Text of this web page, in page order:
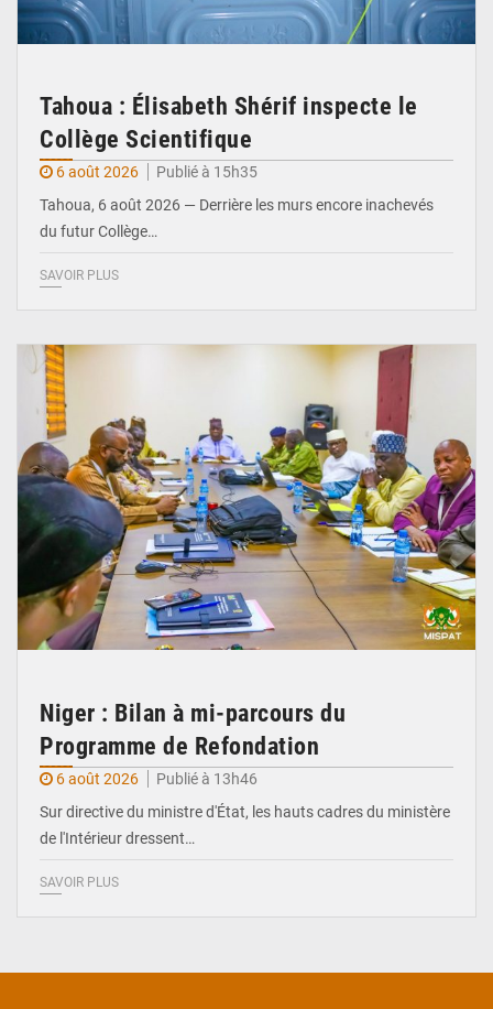
Tahoua : Élisabeth Shérif inspecte le
Collège Scientifique
6 août 2026
Publié à 15h35
Tahoua, 6 août 2026 — Derrière les murs encore inachevés
du futur Collège…
SAVOIR PLUS
Niger : Bilan à mi-parcours du
Programme de Refondation
6 août 2026
Publié à 13h46
Sur directive du ministre d'État, les hauts cadres du ministère
de l'Intérieur dressent…
SAVOIR PLUS